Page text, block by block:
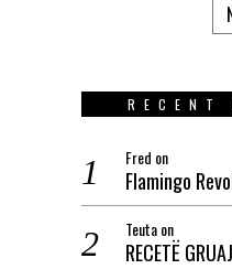
RECENT
Fred on
Flamingo
Teutaon
RECETË